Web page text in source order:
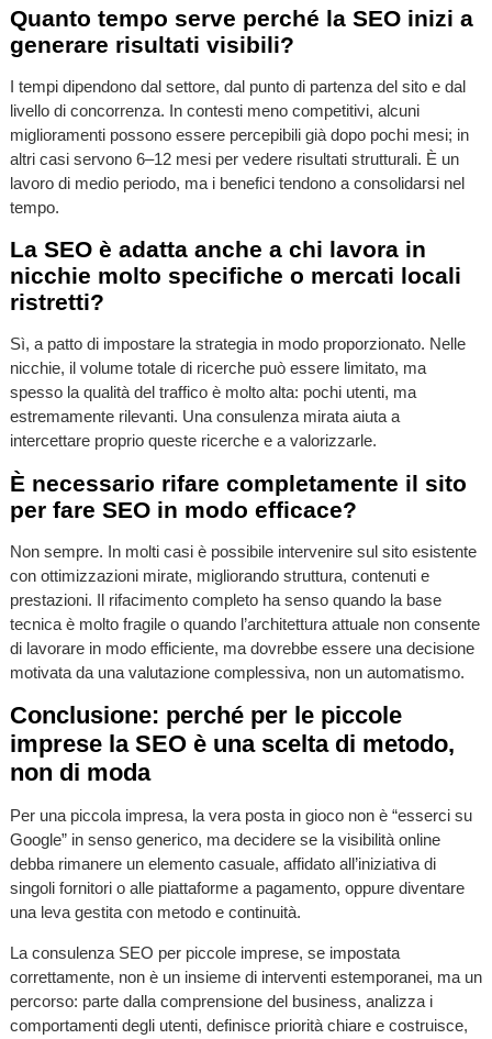
Quanto tempo serve perché la SEO inizi a
generare risultati visibili?
I tempi dipendono dal settore, dal punto di partenza del sito e dal
livello di concorrenza. In contesti meno competitivi, alcuni
miglioramenti possono essere percepibili già dopo pochi mesi; in
altri casi servono 6–12 mesi per vedere risultati strutturali. È un
lavoro di medio periodo, ma i benefici tendono a consolidarsi nel
tempo.
La SEO è adatta anche a chi lavora in
nicchie molto specifiche o mercati locali
ristretti?
Sì, a patto di impostare la strategia in modo proporzionato. Nelle
nicchie, il volume totale di ricerche può essere limitato, ma
spesso la qualità del traffico è molto alta: pochi utenti, ma
estremamente rilevanti. Una consulenza mirata aiuta a
intercettare proprio queste ricerche e a valorizzarle.
È necessario rifare completamente il sito
per fare SEO in modo efficace?
Non sempre. In molti casi è possibile intervenire sul sito esistente
con ottimizzazioni mirate, migliorando struttura, contenuti e
prestazioni. Il rifacimento completo ha senso quando la base
tecnica è molto fragile o quando l’architettura attuale non consente
di lavorare in modo efficiente, ma dovrebbe essere una decisione
motivata da una valutazione complessiva, non un automatismo.
Conclusione: perché per le piccole
imprese la SEO è una scelta di metodo,
non di moda
Per una piccola impresa, la vera posta in gioco non è “esserci su
Google” in senso generico, ma decidere se la visibilità online
debba rimanere un elemento casuale, affidato all’iniziativa di
singoli fornitori o alle piattaforme a pagamento, oppure diventare
una leva gestita con metodo e continuità.
La consulenza SEO per piccole imprese, se impostata
correttamente, non è un insieme di interventi estemporanei, ma un
percorso: parte dalla comprensione del business, analizza i
comportamenti degli utenti, definisce priorità chiare e costruisce,